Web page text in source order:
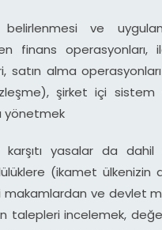
ve
finans operasyonları,
satın alma
şirket içi
yönetmek
yasalar da dahil
(ikamet ülkenizin
ve devlet
talepleri incelemek,